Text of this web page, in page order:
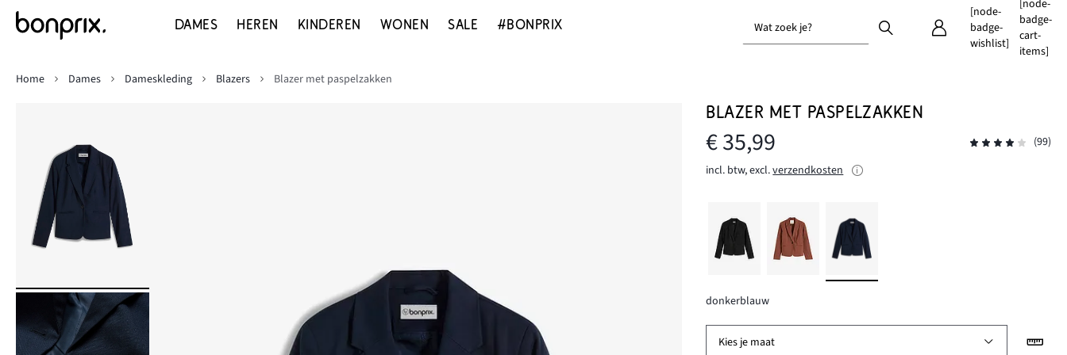
DAMES HEREN KINDEREN WONEN SALE #BONPRIX Wat zoek je?
[node-
badge-
wishlist]
[node-
badge-
cart-
items]
Home
Dames Dameskleding Blazers Blazer met paspelzakken
BLAZER MET PASPELZAKKEN
€ 35,99
(99)
incl. btw, excl.verzendkosten
donkerblauw
Kies je maat